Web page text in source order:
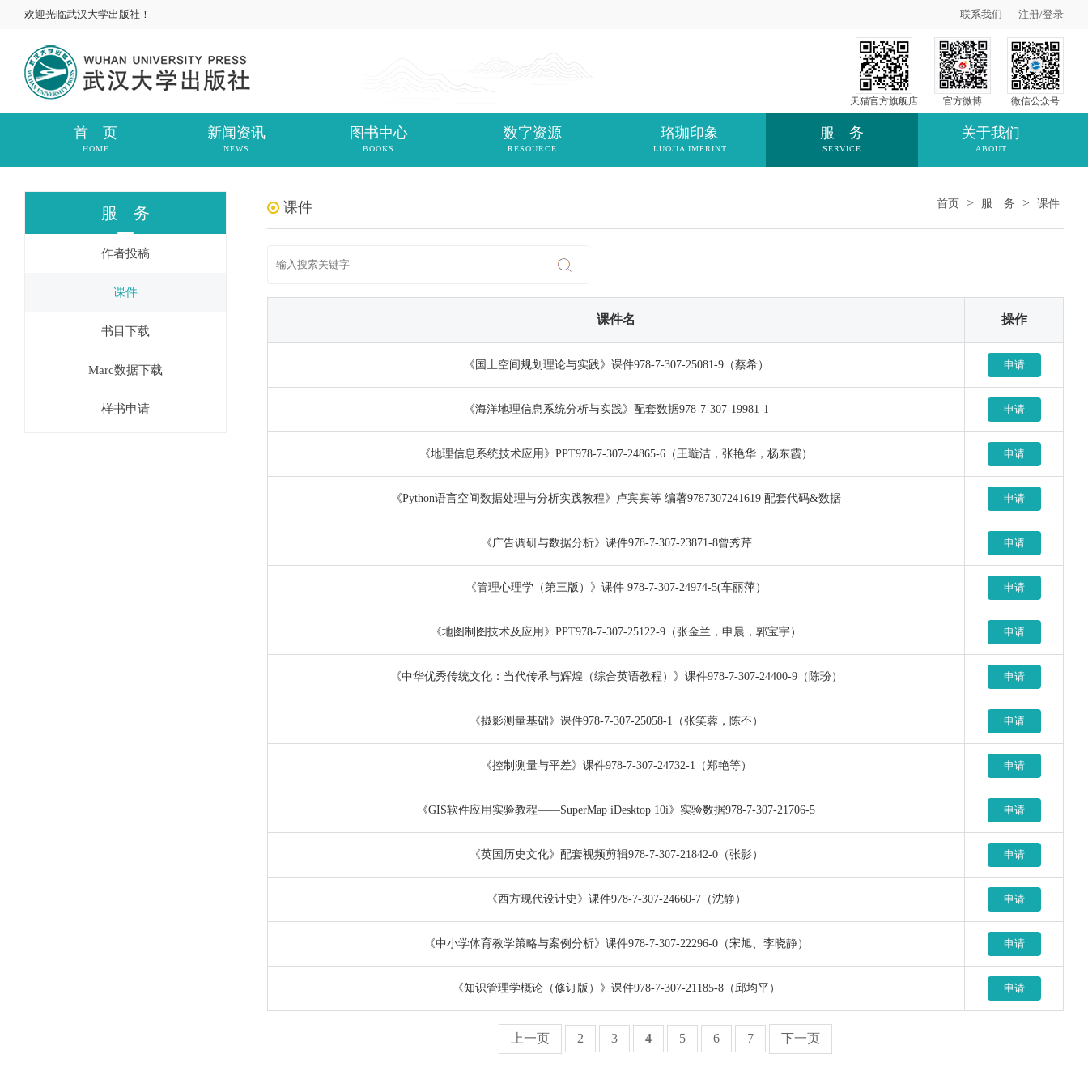
欢迎光临武汉大学出版社！ 联系我们 注册/登录
天猫官方旗舰店 官方微博 微信公众号
首 页
HOME
新闻资讯
NEWS
图书中心
BOOKS
数字资源
RESOURCE
珞珈印象
LUOJIA IMPRINT
服 务
SERVICE
关于我们
ABOUT
服 务
作者投稿
课件
书目下载
Marc数据下载
样书申请
课件 首页 > 服 务 > 课件
课件名 操作
《国土空间规划理论与实践》课件978-7-307-25081-9（蔡希） 申请
《海洋地理信息系统分析与实践》配套数据978-7-307-19981-1 申请
《地理信息系统技术应用》PPT978-7-307-24865-6（王璇洁，张艳华，杨东霞） 申请
《Python语言空间数据处理与分析实践教程》卢宾宾等 编著9787307241619 配套代码&数据 申请
《广告调研与数据分析》课件978-7-307-23871-8曾秀芹 申请
《管理心理学（第三版）》课件 978-7-307-24974-5(车丽萍） 申请
《地图制图技术及应用》PPT978-7-307-25122-9（张金兰，申晨，郭宝宇） 申请
《中华优秀传统文化：当代传承与辉煌（综合英语教程）》课件978-7-307-24400-9（陈玢） 申请
《摄影测量基础》课件978-7-307-25058-1（张笑蓉，陈丕） 申请
《控制测量与平差》课件978-7-307-24732-1（郑艳等） 申请
《GIS软件应用实验教程——SuperMap iDesktop 10i》实验数据978-7-307-21706-5 申请
《英国历史文化》配套视频剪辑978-7-307-21842-0（张影） 申请
《西方现代设计史》课件978-7-307-24660-7（沈静） 申请
《中小学体育教学策略与案例分析》课件978-7-307-22296-0（宋旭、李晓静） 申请
《知识管理学概论（修订版）》课件978-7-307-21185-8（邱均平） 申请
上一页 2 3 4 5 6 7 下一页